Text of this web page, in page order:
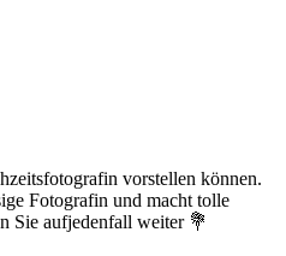
vorstellen können.
Fotografin und macht tolle
Sie aufjedenfall weiter 💐